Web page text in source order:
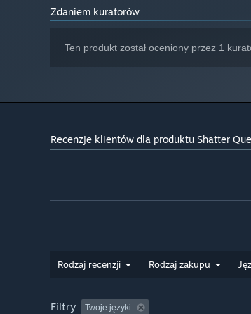
Zdaniem kuratorów
Ten produkt został oceniony przez 1
Recenzje klientów dla produktu Shatter
Rodzaj recenzji Rodzaj zakupu
Filtry Twoje języki